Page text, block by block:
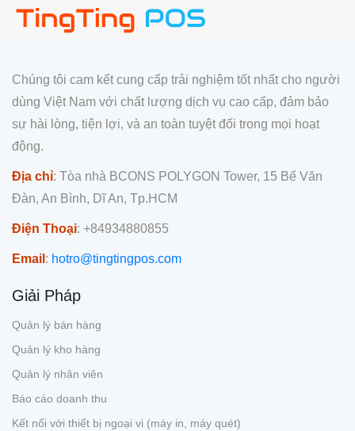
Chúng tôi cam kết cung cấp trải nghiệm tốt nhất cho người
dùng Việt Nam với chất lượng dịch vụ cao cấp, đảm bảo
sự hài lòng, tiện lợi, và an toàn tuyệt đối trong mọi hoạt
động.
Địa chỉ: Tòa nhà BCONS POLYGON Tower, 15 Bế Văn
Đàn, An Bình, Dĩ An, Tp.HCM
Điện Thoại: +84934880855
Email : hotro@tingtingpos.com
Giải Pháp
Quản lý bán hàng
Quản lý kho hàng
Quản lý nhân viên
Báo cáo doanh thu
Kết nối với thiết bị ngoại vi (máy in, máy quét)